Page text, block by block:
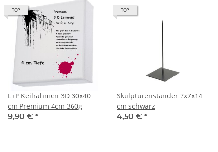
TOP
L+P Keilrahmen 3D 30x40
cm Premium 4cm 360g
9,90 € *
TOP
Skulpturenständer 7x7x14
cm schwarz
4,50 € *